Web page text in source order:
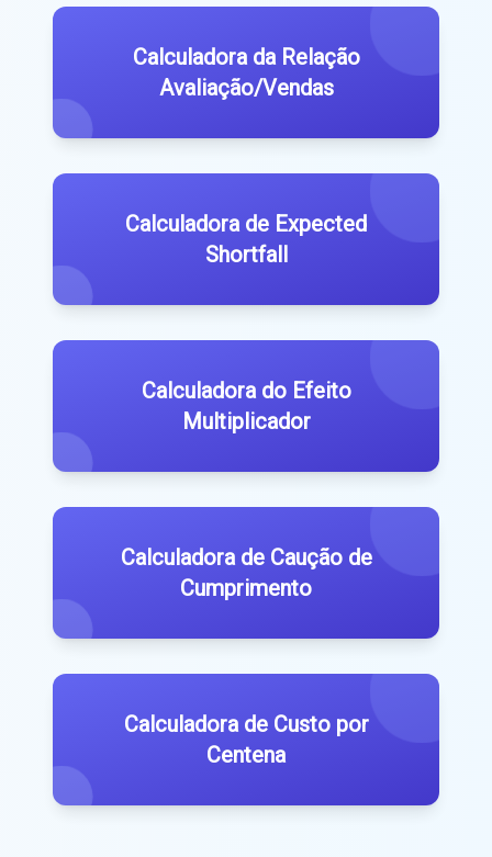
Calculadora da Relação
Avaliação/Vendas
Calculadora de Expected
Shortfall
Calculadora do Efeito
Multiplicador
Calculadora de Caução de
Cumprimento
Calculadora de Custo por
Centena